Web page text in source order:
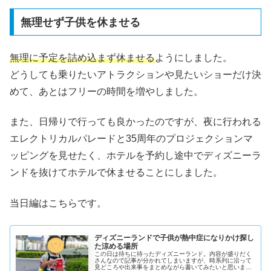
無理せず子供を休ませる
無理に予定を詰め込まず休ませるようにしました。
どうしても乗りたいアトラクションや見たいショーだけ決
めて、あとはフリーの時間を増やしました。
また、日帰りで行っても良かったのですが、夜に行われる
エレクトリカルパレードと35周年のプロジェクションマ
ッピングを見せたく、ホテルを予約し途中でディズニーラ
ンドを抜けてホテルで休ませることにしました。
当日編はこちらです。
ディズニーランドで子供が熱中症になりかけ探し
た涼める場所
この日は待ちに待ったディズニーランド。内容が盛りだく
さんなので記事が分かれてしまいますが、時系列に沿って
見どころや出来事をまとめながら書いてみたいと思いま